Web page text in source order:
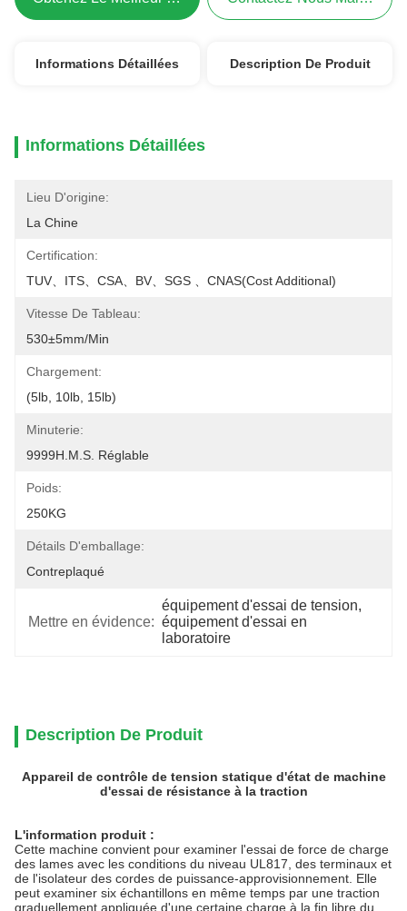
Informations Détaillées Description De Produit
Informations Détaillées
Lieu D'origine:
La Chine
Certification:
TUV、ITS、CSA、BV、SGS 、CNAS(cost Additional)
Vitesse De Tableau:
530±5mm/min
Chargement:
(5lb, 10lb, 15lb)
Minuterie:
9999H.M.S. Réglable
Poids:
250KG
Détails D'emballage:
Contreplaqué
Mettre en évidence:
équipement d'essai de tension,
équipement d'essai en
laboratoire
Description De Produit
Appareil de contrôle de tension statique d'état de machine
d'essai de résistance à la traction
L'information produit :
Cette machine convient pour examiner l'essai de force de charge
des lames avec les conditions du niveau UL817, des terminaux et
de l'isolateur des cordes de puissance-approvisionnement. Elle
peut examiner six échantillons en même temps par une traction
graduellement appliquée d'une certaine charge à la fin libre du